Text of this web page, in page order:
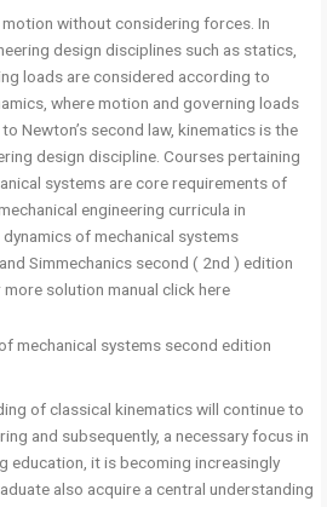
without considering forces. In
design disciplines such as statics,
loads are considered according to
where motion and governing loads
Newton’s second law, kinematics is the
design discipline. Courses pertaining
systems are core requirements of
engineering curricula in
of mechanical systems
Simmechanics second ( 2nd ) edition
solution manual click here.
mechanical systems second edition
of classical kinematics will continue to
and subsequently, a necessary focus in
education, it is becoming increasingly
also acquire a central understanding